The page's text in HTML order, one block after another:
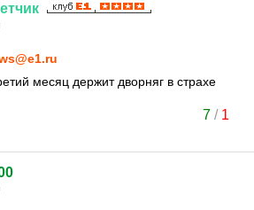
месяц держит дворняг в страхе
7/ 1